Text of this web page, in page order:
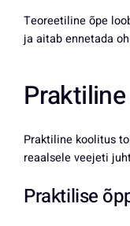
Teoreetiline õpe
ja aitab ennetada
Praktiline koolitus
reaalsele veejeti
Praktilise